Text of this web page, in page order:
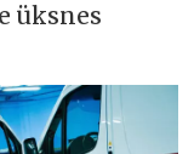
üksnes